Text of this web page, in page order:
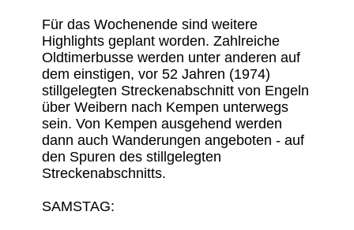
Für das Wochenende sind weitere
Highlights geplant worden. Zahlreiche
Oldtimerbusse werden unter anderen auf
dem einstigen, vor 52 Jahren (1974)
stillgelegten Streckenabschnitt von Engeln
über Weibern nach Kempen unterwegs
sein. Von Kempen ausgehend werden
dann auch Wanderungen angeboten - auf
den Spuren des stillgelegten
Streckenabschnitts.
SAMSTAG: